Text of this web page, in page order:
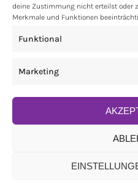
deine Zustimmung nicht erteilst oder
Merkmale und Funktionen
Funktional
Marketing
Kontakt
Fotografie
@ savvy loops|@